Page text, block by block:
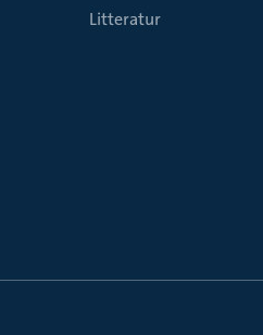
Litteratur